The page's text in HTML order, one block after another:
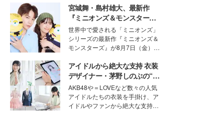
モデル・愛甲ひかりさんと橋下美
好さんを迎えて本音で女子会トー
ク。猛暑のお出かけを快適に過ご
すヒントや、2人が感動した夏の
生理の新常識にも迫りました。
宮城舞・島村雄大、最新作
『ミニオンズ＆モンスター
ズ』の魅力熱弁 ハチャメチャ
だけじゃない“友情と絆”に感
動
世界中で愛される「ミニオンズ」
シリーズの最新作『ミニオンズ＆
モンスターズ』が8月7日（金）に
ニオン好き”という共通点を持つモ
デルの宮城舞と島村雄大の特別対
談をお届け！それぞれの視点か
ら、今作ならではの魅力や予想外
の感動をもたらす奥深いストーリ
ーについて熱く語り合ってもらっ
アイドルから絶大な支持 衣装
デザイナー・茅野しのぶの“可
愛い”を作る美学＜「シチズン
クロスシー」インタビュー＞
AKB48や＝LOVEなど数々の人気
アイドルたちの衣装を手掛け、ア
イドルやファンから絶大な支持を